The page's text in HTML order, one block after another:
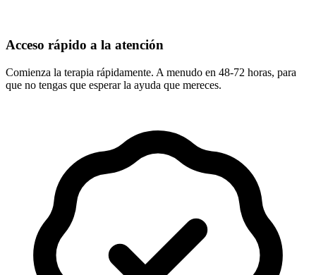
Acceso rápido a la atención
Comienza la terapia rápidamente. A menudo en 48-72 horas, para
que no tengas que esperar la ayuda que mereces.